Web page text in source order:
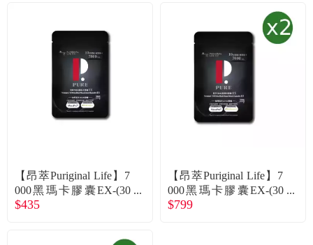
【昂萃Puriginal Life】7
000黑瑪卡膠囊EX-(30
顆/袋) 廠商直送
$435
【昂萃Puriginal Life】7
000黑瑪卡膠囊EX-(30
顆/袋)*2袋 廠商直送
$799